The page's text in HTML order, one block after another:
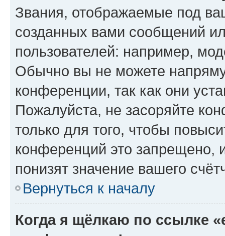
Звания, отображаемые под
созданных вами сообщений
пользователей: например,
Обычно вы не можете
конференции, так как они
Пожалуйста, не засоряйте
только для того, чтобы
конференций это запрещено,
понизят значение вашего
Вернуться к началу
Когда я щёлкаю по ссылке